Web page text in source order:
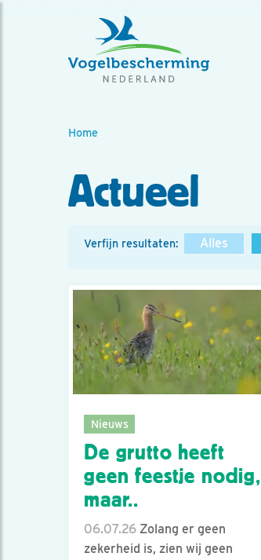
Home
Actueel
Verfijn resultaten: Alles
Nieuws
De grutto heeft
geen feestje nodig,
maar..
06.07.26 Zolang er geen
zekerheid is, zien wij geen